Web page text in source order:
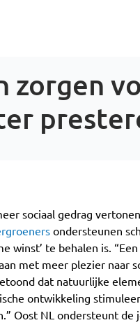
zorgen
sociaal gedrag
ondersteunen
winst’ te behalen is.
met meer plezier naar
dat natuurlijke
ontwikkeling
Oost NL ondersteunt de